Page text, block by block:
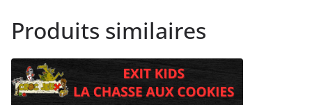
Produits similaires